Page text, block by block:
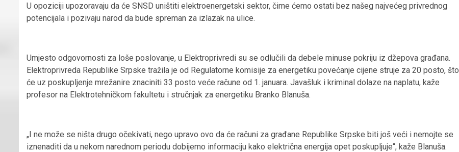
U opoziciji upozoravaju da će SNSD uništiti elektroenergetski sektor, čime ćemo ostati bez našeg najvećeg privrednog
potencijala i pozivaju narod da bude spreman za izlazak na ulice.
Umjesto odgovornosti za loše poslovanje, u Elektroprivredi su se odlučili da debele minuse pokriju iz džepova građana.
Elektroprivreda Republike Srpske tražila je od Regulatorne komisije za energetiku povećanje cijene struje za 20 posto, što
će uz poskupljenje mrežanire znaciniti 33 posto veće račune od 1. januara. Javašluk i kriminal dolaze na naplatu, kaže
profesor na Elektrotehničkom fakultetu i stručnjak za energetiku Branko Blanuša.
„I ne može se ništa drugo očekivati, nego upravo ovo da će računi za građane Republike Srpske biti još veći i nemojte se
iznenaditi da u nekom narednom periodu dobijemo informaciju kako električna energija opet poskupljuje“, kaže Blanuša.